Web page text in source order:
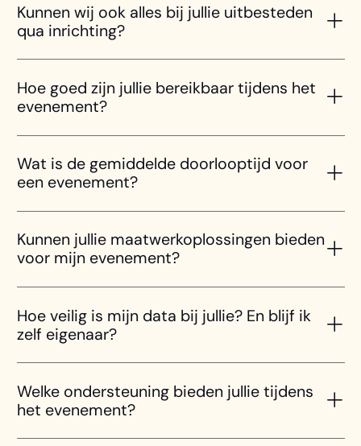
Kunnen wij ook alles bij jullie uitbesteden
qua inrichting?
Hoe goed zijn jullie bereikbaar tijdens het
evenement?
Wat is de gemiddelde doorlooptijd voor
een evenement?
Kunnen jullie maatwerkoplossingen bieden
voor mijn evenement?
Hoe veilig is mijn data bij jullie? En blijf ik
zelf eigenaar?
Welke ondersteuning bieden jullie tijdens
het evenement?